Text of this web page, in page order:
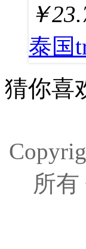
￥
泰国
猜你喜
所